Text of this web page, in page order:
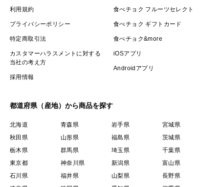
利用規約
プライバシーポリシー
特定商取引法
カスタマーハラスメントに対する
当社の考え方
採用情報
食べチョク フルーツセレクト
食べチョク ギフトカード
食べチョク&more
iOSアプリ
Androidアプリ
都道府県（産地）から商品を探す
北海道 青森県 岩手県
宮城県
秋田県
山形県 福島県
茨城県
栃木県
群馬県 埼玉県
千葉県
東京都
神奈川県 新潟県
富山県
石川県
福井県 山梨県
長野県